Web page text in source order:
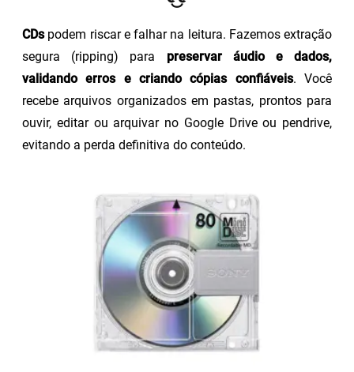
CDspodem riscar e falhar na leitura. Fazemos extração
segura (ripping) para preservar áudio e dados,
validando erros e criando cópias confiáveis. Você
recebe arquivos organizados em pastas, prontos para
ouvir, editar ou arquivar no Google Drive ou pendrive,
evitando a perda definitiva do conteúdo.